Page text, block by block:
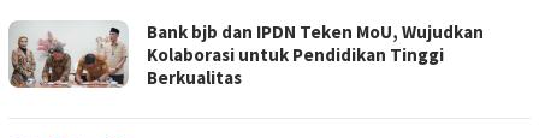
Bank bjb dan IPDN Teken MoU, Wujudkan
Kolaborasi untuk Pendidikan Tinggi
Berkualitas